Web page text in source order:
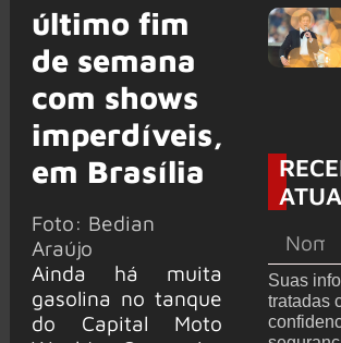
último fim
de semana
com shows
imperdíveis,
em Brasília
Foto: Bedian
Araújo
Ainda há muita
gasolina no tanque
do Capital Moto
Suas
tratadas